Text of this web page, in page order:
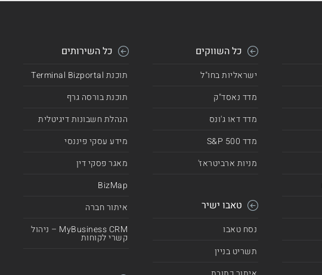
כל השווקים
ישראליות בחו"ל
מדד נאסד"ק
מדד דאו ג'ונס
מדד 500 S&P
מניות ארביטראז'
טאבו ישיר
נסח טאבו
תשריט בניין
כל השירותים
תוכנת Terminal Bizportal
תוכנת בורסה גרף
הנהלת חשבונות דיגיטלית
מידע עסקי פיננסי
מאגר פסקי דין
BizMap
איתור חברה
MyBusiness CRM – ניהול
קשרי לקוחות